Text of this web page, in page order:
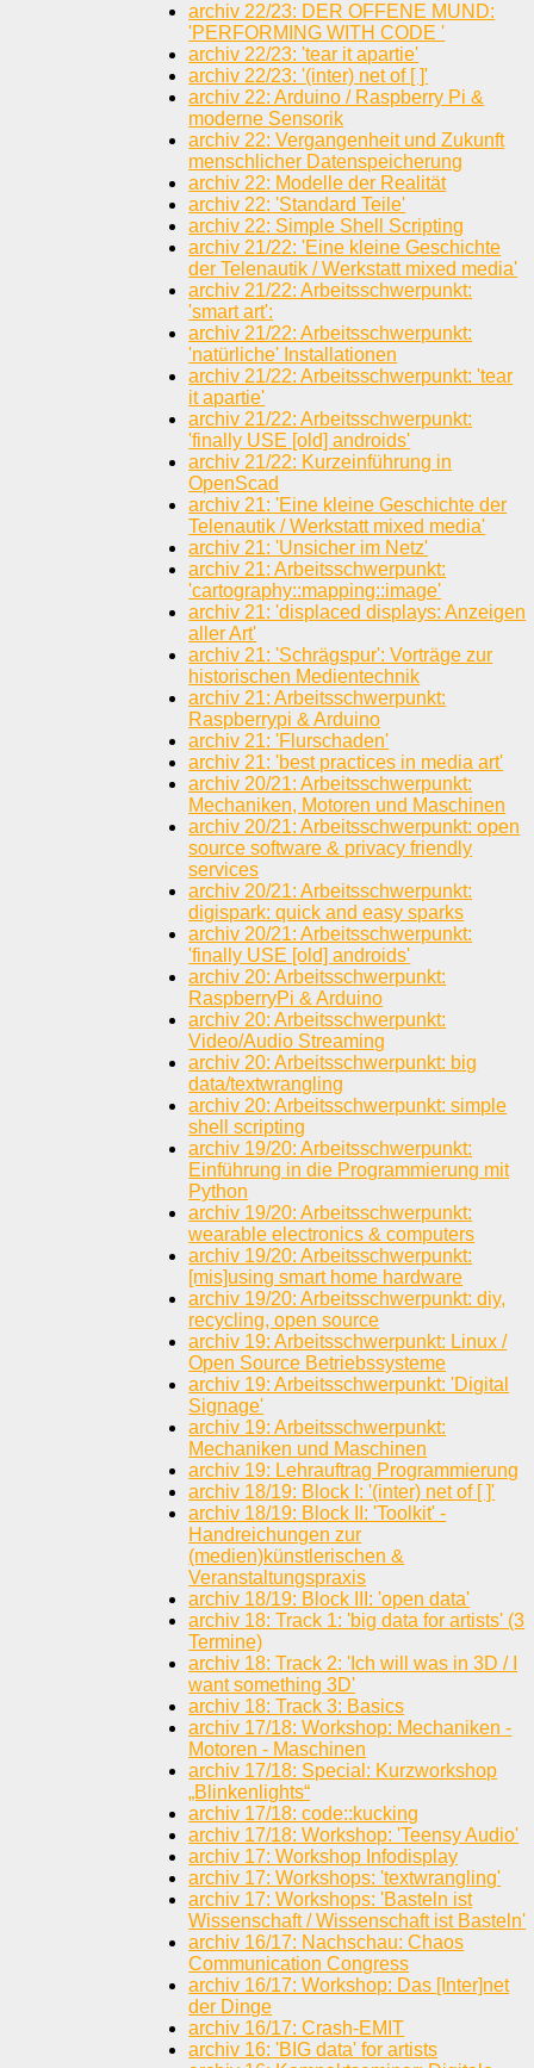
archiv 22/23: DER OFFENE MUND:
'PERFORMING WITH CODE '
archiv 22/23: 'tear it apartie'
archiv 22/23: '(inter) net of [ ]'
archiv 22: Arduino / Raspberry Pi &
moderne Sensorik
archiv 22: Vergangenheit und Zukunft
menschlicher Datenspeicherung
archiv 22: Modelle der Realität
archiv 22: 'Standard Teile'
archiv 22: Simple Shell Scripting
archiv 21/22: 'Eine kleine Geschichte
der Telenautik / Werkstatt mixed media'
archiv 21/22: Arbeitsschwerpunkt:
'smart art':
archiv 21/22: Arbeitsschwerpunkt:
'natürliche' Installationen
archiv 21/22: Arbeitsschwerpunkt: 'tear
it apartie'
archiv 21/22: Arbeitsschwerpunkt:
'finally USE [old] androids'
archiv 21/22: Kurzeinführung in
OpenScad
archiv 21: 'Eine kleine Geschichte der
Telenautik / Werkstatt mixed media'
archiv 21: 'Unsicher im Netz'
archiv 21: Arbeitsschwerpunkt:
'cartography::mapping::image'
archiv 21: 'displaced displays: Anzeigen
aller Art'
archiv 21: 'Schrägspur': Vorträge zur
historischen Medientechnik
archiv 21: Arbeitsschwerpunkt:
Raspberrypi & Arduino
archiv 21: 'Flurschaden'
archiv 21: 'best practices in media art'
archiv 20/21: Arbeitsschwerpunkt:
Mechaniken, Motoren und Maschinen
archiv 20/21: Arbeitsschwerpunkt: open
source software & privacy friendly
services
archiv 20/21: Arbeitsschwerpunkt:
digispark: quick and easy sparks
archiv 20/21: Arbeitsschwerpunkt:
'finally USE [old] androids'
archiv 20: Arbeitsschwerpunkt:
RaspberryPi & Arduino
archiv 20: Arbeitsschwerpunkt:
Video/Audio Streaming
archiv 20: Arbeitsschwerpunkt: big
data/textwrangling
archiv 20: Arbeitsschwerpunkt: simple
shell scripting
archiv 19/20: Arbeitsschwerpunkt:
Einführung in die Programmierung mit
Python
archiv 19/20: Arbeitsschwerpunkt:
wearable electronics & computers
archiv 19/20: Arbeitsschwerpunkt:
[mis]using smart home hardware
archiv 19/20: Arbeitsschwerpunkt: diy,
recycling, open source
archiv 19: Arbeitsschwerpunkt: Linux /
Open Source Betriebssysteme
archiv 19: Arbeitsschwerpunkt: 'Digital
Signage'
archiv 19: Arbeitsschwerpunkt:
Mechaniken und Maschinen
archiv 19: Lehrauftrag Programmierung
archiv 18/19: Block I: '(inter) net of [ ]'
archiv 18/19: Block II: 'Toolkit' -
Handreichungen zur
(medien)künstlerischen &
Veranstaltungspraxis
archiv 18/19: Block III: 'open data'
archiv 18: Track 1: 'big data for artists' (3
Termine)
archiv 18: Track 2: 'Ich will was in 3D / I
want something 3D'
archiv 18: Track 3: Basics
archiv 17/18: Workshop: Mechaniken -
Motoren - Maschinen
archiv 17/18: Special: Kurzworkshop
„Blinkenlights“
archiv 17/18: code::kucking
archiv 17/18: Workshop: 'Teensy Audio'
archiv 17: Workshop Infodisplay
archiv 17: Workshops: 'textwrangling'
archiv 17: Workshops: 'Basteln ist
Wissenschaft / Wissenschaft ist Basteln'
archiv 16/17: Nachschau: Chaos
Communication Congress
archiv 16/17: Workshop: Das [Inter]net
der Dinge
archiv 16/17: Crash-EMIT
archiv 16: 'BIG data' for artists